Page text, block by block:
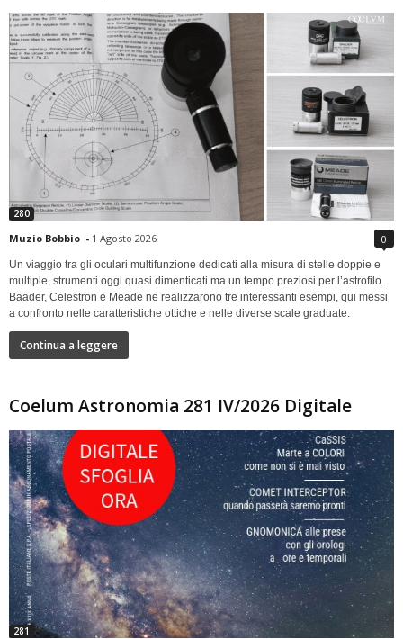
280
Muzio Bobbio - 1 Agosto 2026 0
Un viaggio tra gli oculari multifunzione dedicati alla misura di stelle doppie e
multiple, strumenti oggi quasi dimenticati ma un tempo preziosi per l’astrofilo.
Baader, Celestron e Meade ne realizzarono tre interessanti esempi, qui messi
a confronto nelle caratteristiche ottiche e nelle diverse scale graduate.
Continua a leggere
Coelum Astronomia 281 IV/2026 Digitale
281